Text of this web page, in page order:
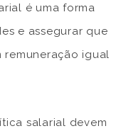
é uma forma
e assegurar que
igual
salarial devem